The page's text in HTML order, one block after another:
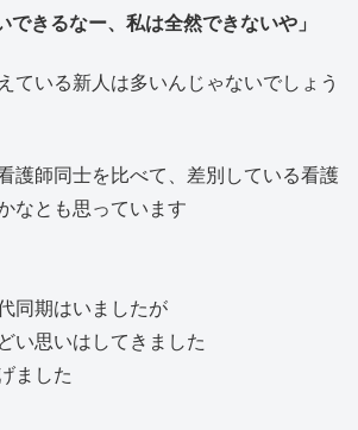
できるなー、私は全然できないや」
ている新人は多いんじゃないでしょう
護師同士を比べて、差別している看護
なとも思っています
同期はいましたが
い思いはしてきました
ました